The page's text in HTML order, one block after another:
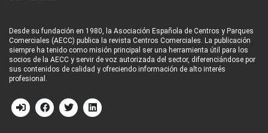
Desde su fundación en 1980, la Asociación Española de Centros y Parques
Comerciales (AECC) publica la revista Centros Comerciales. La publicación
siempre ha tenido como misión principal ser una herramienta útil para los
socios de la AECC y servir de voz autorizada del sector, diferenciándose por
sus contenidos de calidad y ofreciendo información de alto interés
profesional.